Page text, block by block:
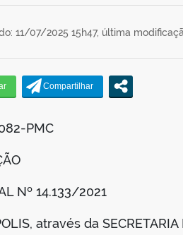
11/07/2025 15h47, última
PMC
Nº 14.133/2021
através da